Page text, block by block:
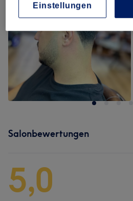
Salonbewertungen
5,0
Einstellungen